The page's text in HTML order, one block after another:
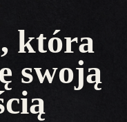
która
swoją